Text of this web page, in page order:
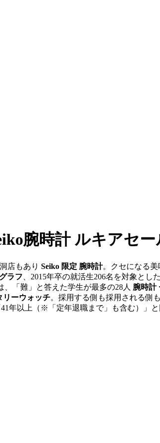
腕時計 ルキアセ
店もあり Seiko 限定 腕時計。クセになる
ラフ 、2015年卒の就活生206名を対象とし
「難」と答えた学生が最多の28人 腕時計
リーウォッチ。採用する側も採用される側
年以上（※「定年退職まで」も含む）」と